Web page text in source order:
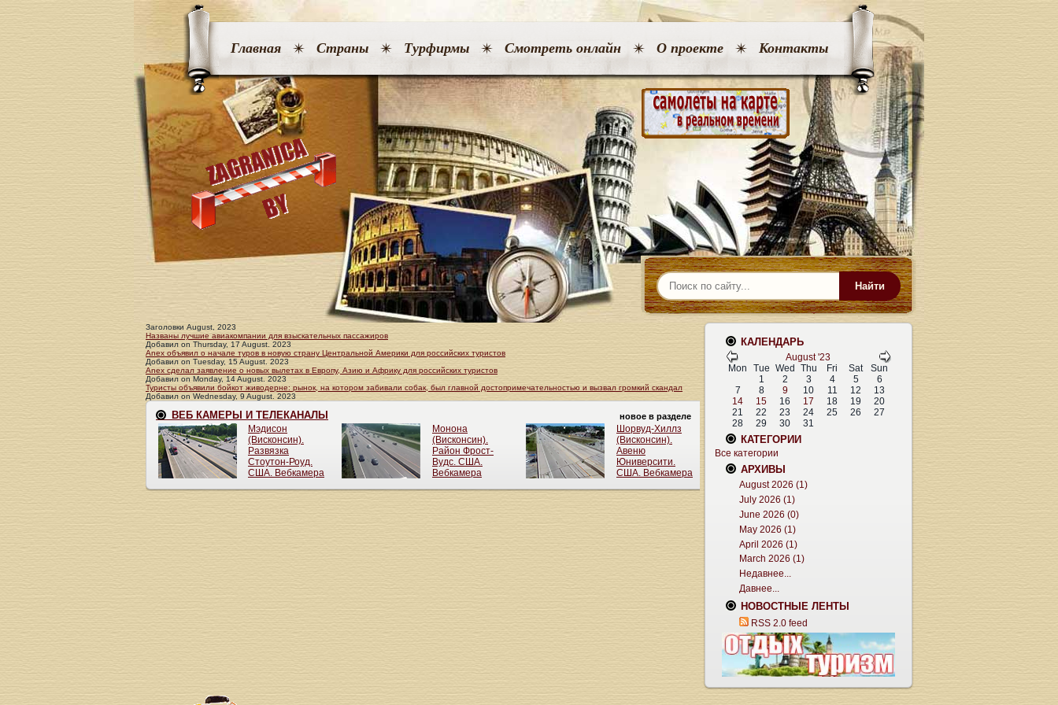
Главная Страны Турфирмы Смотреть онлайн О проекте Контакты
Найти
Заголовки August, 2023
Названы лучшие авиакомпании для взыскательных пассажиров
Добавил on Thursday, 17 August. 2023
Anex объявил о начале туров в новую страну Центральной Америки для российских туристов
Добавил on Tuesday, 15 August. 2023
Anex сделал заявление о новых вылетах в Европу, Азию и Африку для российских туристов
Добавил on Monday, 14 August. 2023
Туристы объявили бойкот живодерне: рынок, на котором забивали собак, был главной достопримечательностью и вызвал громкий скандал
Добавил on Wednesday, 9 August. 2023
КАЛЕНДАРЬ
August '23
Mon
Tue Wed Thu Fri Sat
Sun
1
2 3 4 5
6
7
8 9 10 11 12
13
14
15 16 17 18 19
20
21
22 23 24 25 26
27
28
29 30 31
КАТЕГОРИИ
Все категории
АРХИВЫ
August 2026 (1)
July 2026 (1)
June 2026 (0)
May 2026 (1)
April 2026 (1)
March 2026 (1)
Недавнее...
Давнее...
НОВОСТНЫЕ ЛЕНТЫ
RSS 2.0 feed